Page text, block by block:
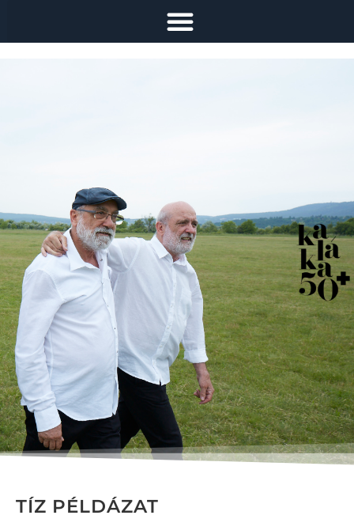
TÍZ PÉLDÁZAT